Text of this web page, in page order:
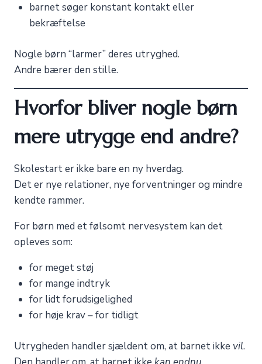
barnet søger konstant kontakt eller
bekræftelse
Nogle børn “larmer” deres utryghed.
Andre bærer den stille.
Hvorfor bliver nogle børn
mere utrygge end andre?
Skolestart er ikke bare en ny hverdag.
Det er nye relationer, nye forventninger og mindre
kendte rammer.
For børn med et følsomt nervesystem kan det
opleves som:
for meget støj
for mange indtryk
for lidt forudsigelighed
for høje krav – for tidligt
Utrygheden handler sjældent om, at barnet ikke vil.